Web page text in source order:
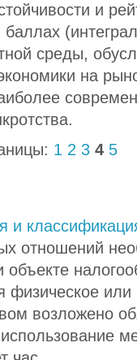
и
среды,
на
1 2 3 4 5
и
отношений
объекте
физическое
возложено